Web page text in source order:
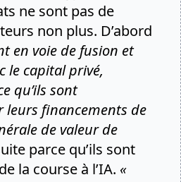
ne sont pas de
non plus. D’abord
en voie de fusion et
le capital privé,
qu’ils sont
leurs financements de
de valeur de
parce qu’ils sont
la course à l’IA. «